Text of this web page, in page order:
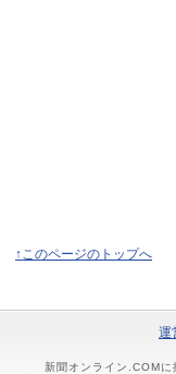
↑このページのトップへ
運
新聞オンライン.COM